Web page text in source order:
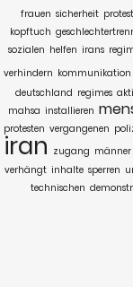
frauen sicherheit
kopftuch
sozialen helfen irans
verhindern kommunikation
deutschland regimes
mahsa installieren
protesten vergangenen
iran zugang männer
verhängt inhalte sperren
technischen